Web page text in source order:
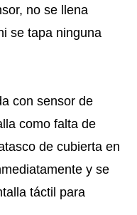
no se llena
se tapa ninguna
con sensor de
como falta de
de cubierta en
y se
táctil para